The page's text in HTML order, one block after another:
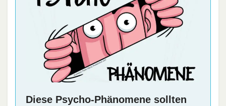
Diese Psycho-Phänomene sollten